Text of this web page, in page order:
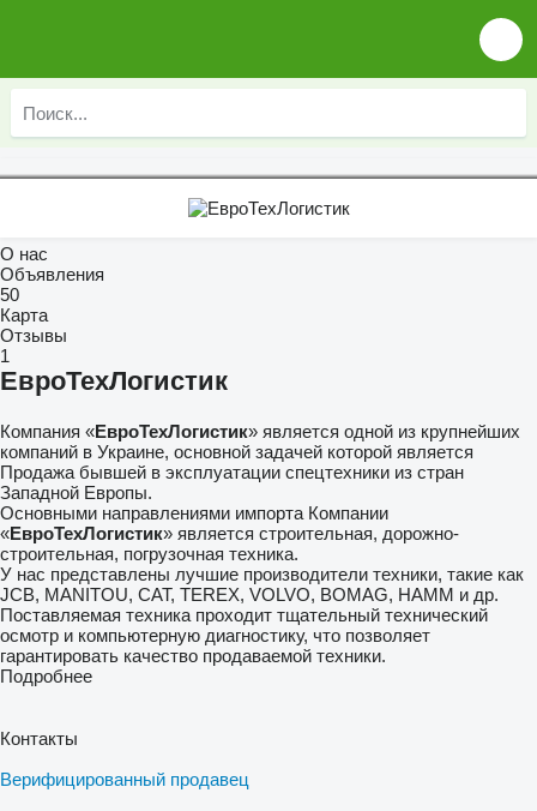
О нас
Объявления
50
Карта
Отзывы
1
ЕвроТехЛогистик
Компания «ЕвроТехЛогистик» является одной из крупнейших
компаний в Украине, основной задачей которой является
Продажа бывшей в эксплуатации спецтехники из стран
Западной Европы.
Основными направлениями импорта Компании
«ЕвроТехЛогистик» является строительная, дорожно-
строительная, погрузочная техника.
У нас представлены лучшие производители техники, такие как
JCB, MANITOU, CAT, TEREX, VOLVO, BOMAG, HAMM и др.
Поставляемая техника проходит тщательный технический
осмотр и компьютерную диагностику, что позволяет
гарантировать качество продаваемой техники.
Подробнее
Контакты
Верифицированный продавец